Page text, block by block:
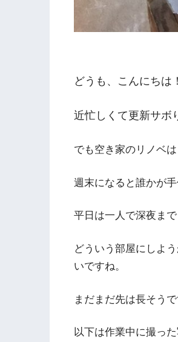
どうも、こんにちは！
近忙しくて更新サボ
でも空き家のリノベ
週末になると誰かが
平日は一人で深夜ま
どういう部屋にしよ
いですね。
まだまだ先は長そう
以下は作業中に撮った